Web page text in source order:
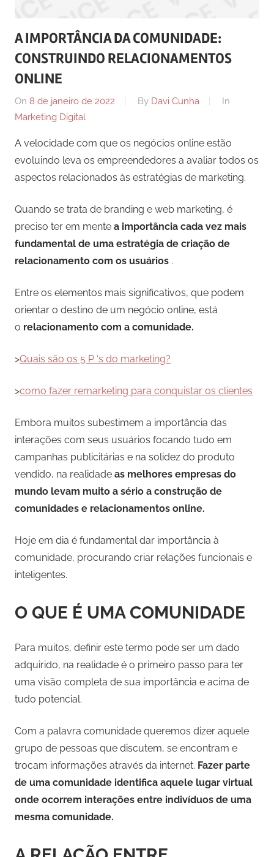
com
os
seus
púbicos.
A IMPORTÂNCIA DA COMUNIDADE:
CONSTRUINDO RELACIONAMENTOS
ONLINE
On 8 de janeiro de 2022 By Davi Cunha
In
Marketing Digital
A velocidade com que os negócios online estão
evoluindo leva os empreendedores a avaliar todos os
aspectos relacionados às estratégias de marketing.
Quando se trata de branding e web marketing, é
preciso ter em mente a importância cada vez mais
fundamental de uma estratégia de criação de
relacionamento com os usuários .
Entre os elementos mais significativos, que podem
orientar o destino de um negócio online, está
o relacionamento com a comunidade.
>Quais são os 5 P ‘s do marketing?
>como fazer remarketing para conquistar os clientes
Embora muitos subestimem a importância das
interações com seus usuários focando tudo em
campanhas publicitárias e na solidez do produto
vendido, na realidade as melhores empresas do
mundo levam muito a sério a construção de
comunidades e relacionamentos online.
Hoje em dia é fundamental dar importância à
comunidade, procurando criar relações funcionais e
inteligentes.
O QUE É UMA COMUNIDADE
Para muitos, definir este termo pode ser um dado
adquirido, na realidade é o primeiro passo para ter
uma visão completa de sua importância e acima de
tudo potencial.
Com a palavra comunidade queremos dizer aquele
grupo de pessoas que discutem, se encontram e
trocam informações através da internet. Fazer parte
de uma comunidade identifica aquele lugar virtual
onde ocorrem interações entre indivíduos de uma
mesma comunidade.